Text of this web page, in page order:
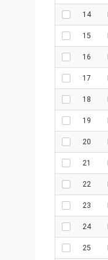
14
15
16
17
18
19
20
21
22
23
24
25